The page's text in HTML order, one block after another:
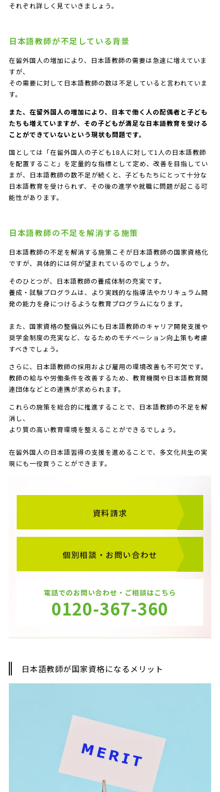
それぞれ詳しく見ていきましょう。
日本語教師が不足している背景
在留外国人の増加により、日本語教師の需要は急速に増えていま
すが、
その需要に対して日本語教師の数は不足していると言われていま
す。
また、在留外国人の増加により、日本で働く人の配偶者と子ども
たちも増えていますが、その子どもが満足な日本語教育を受ける
ことができていないという現状も問題です。
国としては「在留外国人の子ども18人に対して1人の日本語教師
を配置すること」を定量的な指標として定め、改善を目指してい
まが、日本語教師の数不足が続くと、子どもたちにとって十分な
日本語教育を受けられず、その後の進学や就職に問題が起こる可
能性があります。
日本語教師の不足を解消する施策
日本語教師の不足を解消する施策こそが日本語教師の国家資格化
ですが、具体的には何が望まれているのでしょうか。
そのひとつが、日本語教師の養成体制の充実です。
養成・試験プログラムは、より実践的な指導法やカリキュラム開
発の能力を身につけるような教育プログラムになります。
また、国家資格の整備以外にも日本語教師のキャリア開発支援や
奨学金制度の充実など、なるためのモチベーション向上策も考慮
すべきでしょう。
さらに、日本語教師の採用および雇用の環境改善も不可欠です。
教師の給与や労働条件を改善するため、教育機関や日本語教育関
連団体などとの連携が求められます。
これらの施策を総合的に推進することで、日本語教師の不足を解
消し、
より質の高い教育環境を整えることができるでしょう。
在留外国人の日本語習得の支援を進めることで、多文化共生の実
現にも一役買うことができます。
資料請求
個別相談・お問い合わせ
電話でのお問い合わせ・ご相談はこちら
0120-367-360
日本語教師が国家資格になるメリット